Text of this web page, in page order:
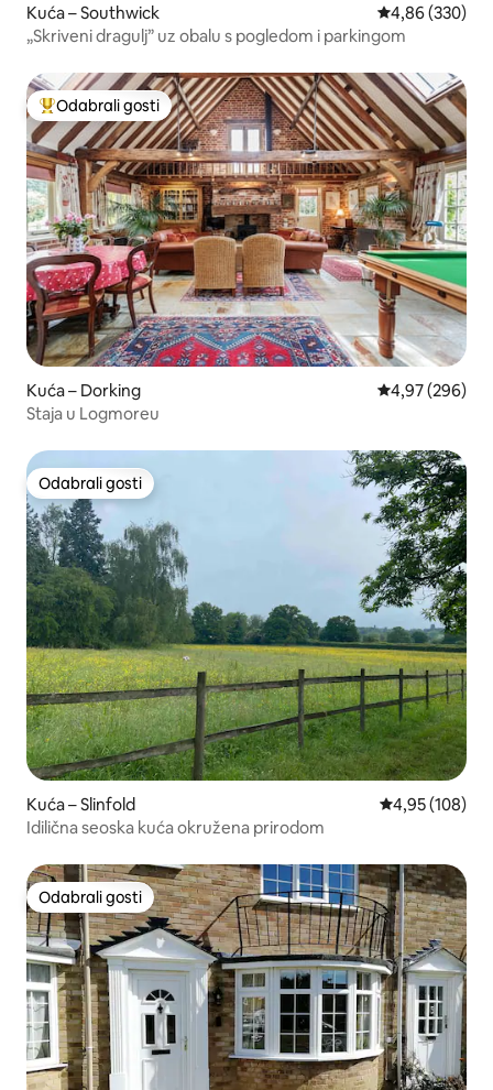
Kuća – Southwick Prosječna
4,86 (330)
„Skriveni dragulj” uz obalu s pogledom i parkingom
Među najviše rangiranima s oznakom „Odabrali gosti”
Odabrali gosti
Kuća – Dorking Prosječna
4,97 (296)
Staja u Logmoreu
Odabrali gosti
Odabrali gosti
Kuća – Slinfold Prosječna
4,95 (108)
Idilična seoska kuća okružena prirodom
Odabrali gosti
Odabrali gosti